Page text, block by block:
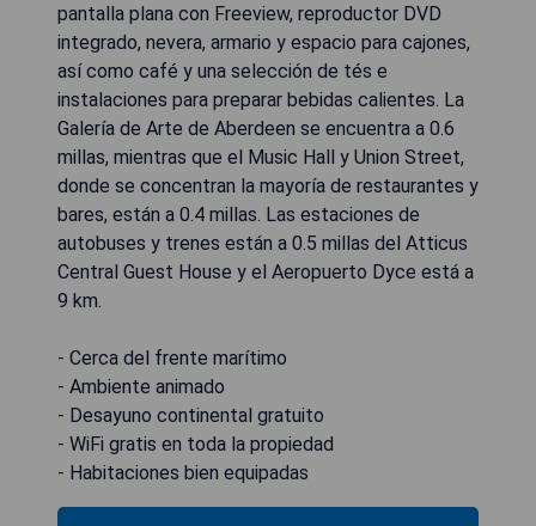
pantalla plana con Freeview, reproductor DVD
integrado, nevera, armario y espacio para cajones,
así como café y una selección de tés e
instalaciones para preparar bebidas calientes. La
Galería de Arte de Aberdeen se encuentra a 0.6
millas, mientras que el Music Hall y Union Street,
donde se concentran la mayoría de restaurantes y
bares, están a 0.4 millas. Las estaciones de
autobuses y trenes están a 0.5 millas del Atticus
Central Guest House y el Aeropuerto Dyce está a
9 km.
- Cerca del frente marítimo
- Ambiente animado
- Desayuno continental gratuito
- WiFi gratis en toda la propiedad
- Habitaciones bien equipadas